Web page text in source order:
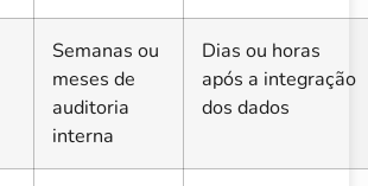
Semanas ou
meses de
auditoria
interna
Dias ou horas
após a integração
dos dados